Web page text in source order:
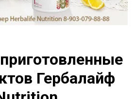
Гербалайф